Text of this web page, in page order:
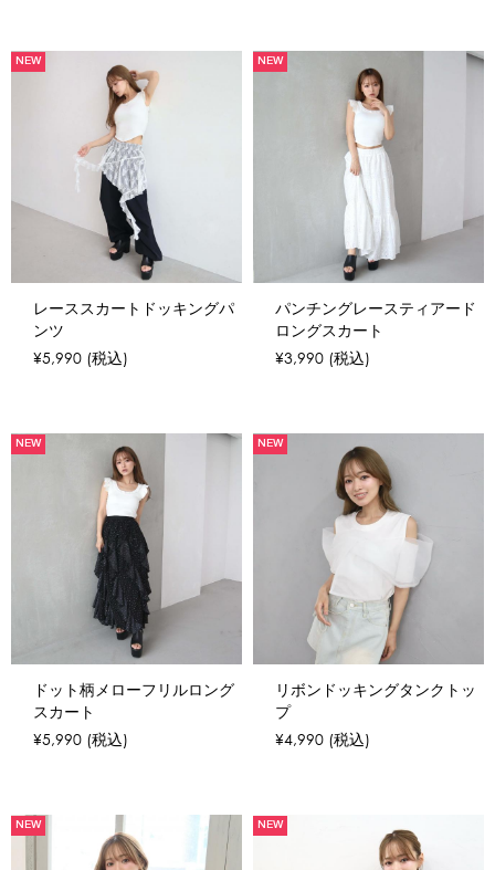
NEW
レーススカートドッキングパ
ンツ
¥5,990 (税込)
NEW
パンチングレースティアード
ロングスカート
¥3,990 (税込)
NEW
ドット柄メローフリルロング
スカート
¥5,990 (税込)
NEW
リボンドッキングタンクトッ
プ
¥4,990 (税込)
NEW NEW